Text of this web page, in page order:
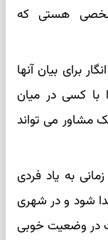
شخصی هستی که
برای بیان آنها
با کسی در میان
مشاور می تواند
به یاد فردی
شود و در شهری
در وضعیت خوبی